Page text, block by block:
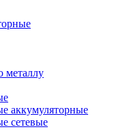
металлу
аккумуляторные
сетевые